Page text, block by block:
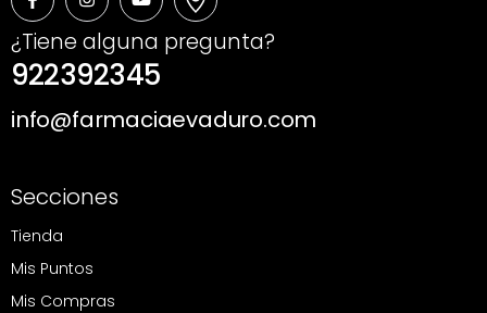
¿Tiene alguna pregunta?
922392345
info@farmaciaevaduro.com
Secciones
Tienda
Mis Puntos
Mis Compras